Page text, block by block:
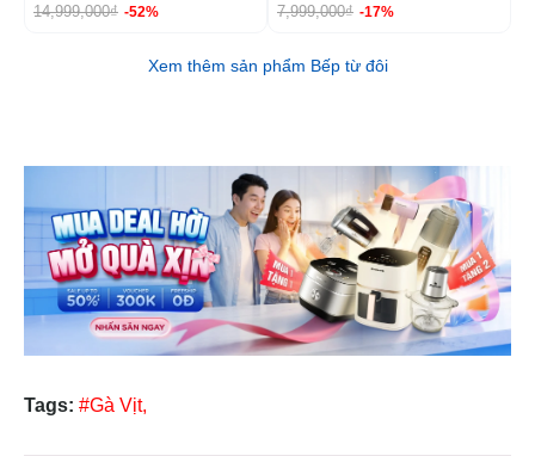
14,999,000₫ -52% 7,999,000₫ -17%
Xem thêm sản phẩm Bếp từ đôi
Tags: #Gà Vịt,